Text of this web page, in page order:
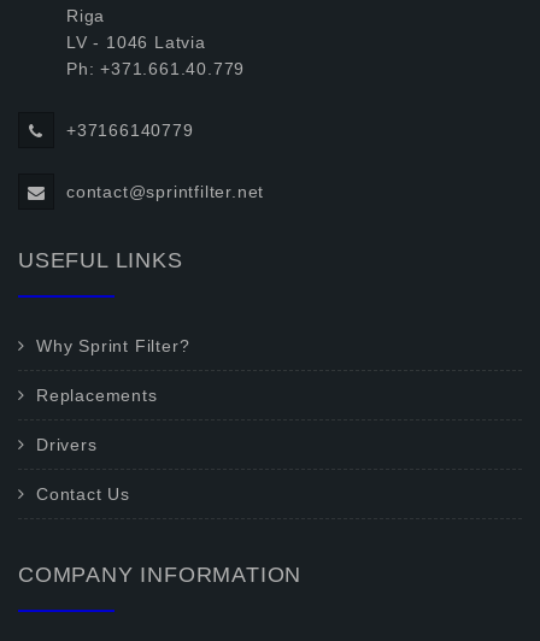
Riga
LV - 1046 Latvia
Ph: +371.661.40.779
+37166140779
contact@sprintfilter.net
USEFUL LINKS
Why Sprint Filter?
Replacements
Drivers
Contact Us
COMPANY INFORMATION